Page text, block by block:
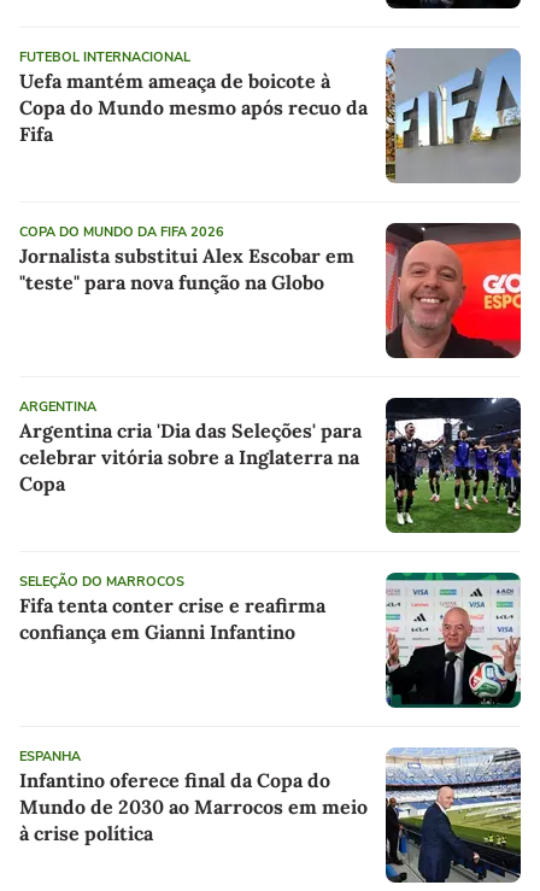
FUTEBOL INTERNACIONAL
Uefa mantém ameaça de boicote à
Copa do Mundo mesmo após recuo da
Fifa
COPA DO MUNDO DA FIFA 2026
Jornalista substitui Alex Escobar em
"teste" para nova função na Globo
ARGENTINA
Argentina cria 'Dia das Seleções' para
celebrar vitória sobre a Inglaterra na
Copa
SELEÇÃO DO MARROCOS
Fifa tenta conter crise e reafirma
confiança em Gianni Infantino
ESPANHA
Infantino oferece final da Copa do
Mundo de 2030 ao Marrocos em meio
à crise política